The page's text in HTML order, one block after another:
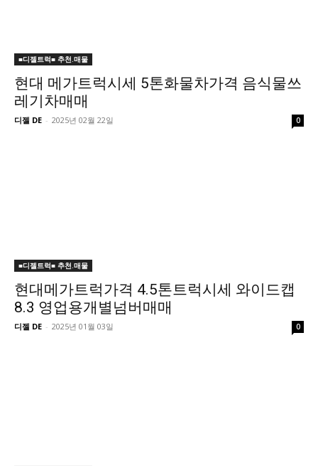
■디젤트럭■ 추천.매물
현대 메가트럭시세 5톤화물차가격 음식물쓰
레기차매매
디젤 DE - 2025년 02월 22일 0
■디젤트럭■ 추천.매물
현대메가트럭가격 4.5톤트럭시세 와이드캡
8.3 영업용개별넘버매매
디젤 DE - 2025년 01월 03일 0